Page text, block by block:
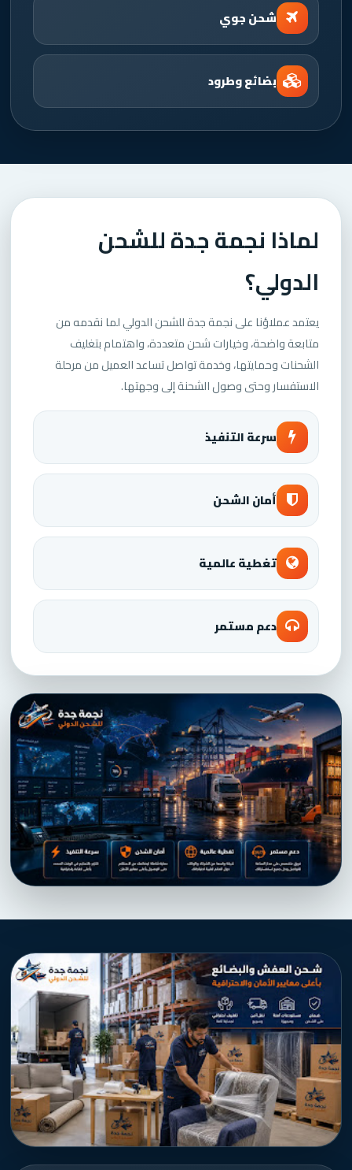
شحن جوي
بضائع وطرود
لماذا نجمة جدة للشحن
الدولي؟
يعتمد عملاؤنا على نجمة جدة للشحن الدولي لما نقدمه من
متابعة واضحة، وخيارات شحن متعددة، واهتمام بتغليف
الشحنات وحمايتها، وخدمة تواصل تساعد العميل من مرحلة
الاستفسار وحتى وصول الشحنة إلى وجهتها.
سرعة التنفيذ
أمان الشحن
تغطية عالمية
دعم مستمر